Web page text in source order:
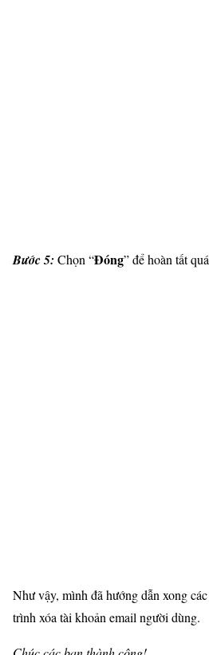
Bước 5: Chọn “Đóng” để hoàn tất
Như vậy, mình đã hướng dẫn xong
trình xóa tài khoản email người dùng.